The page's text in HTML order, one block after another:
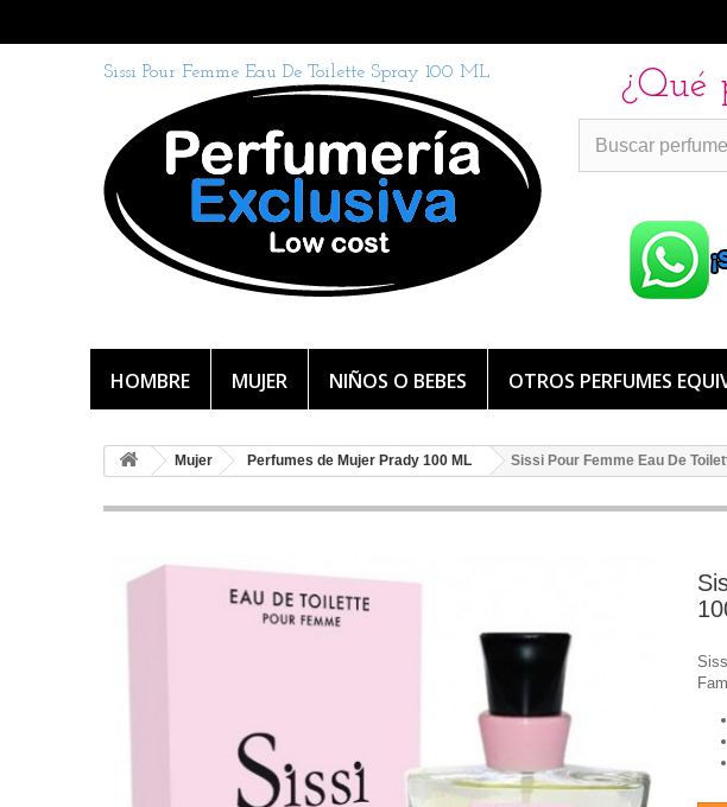
Sissi Pour Femme Eau De Toilette Spray 100 ML ¿Qué
HOMBRE MUJER NIÑOS O BEBES OTROS PERFUMES
Mujer Perfumes de Mujer Prady 100 ML Sissi Pour Femme Eau De